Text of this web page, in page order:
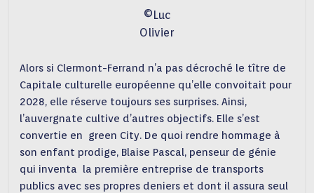
©Luc
Olivier
Alors si Clermont-Ferrand n’a pas décroché le tître de
Capitale culturelle européenne qu’elle convoitait pour
2028, elle réserve toujours ses surprises. Ainsi,
l’auvergnate cultive d’autres objectifs. Elle s’est
convertie en green City. De quoi rendre hommage à
son enfant prodige, Blaise Pascal, penseur de génie
qui inventa la première entreprise de transports
publics avec ses propres deniers et dont il assura seul